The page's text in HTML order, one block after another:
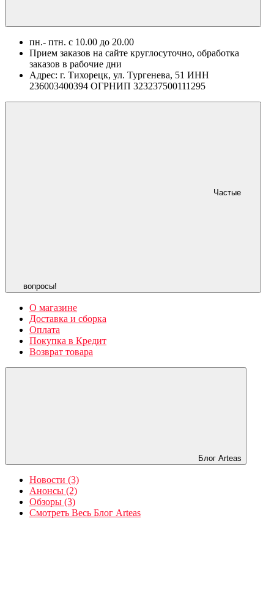
пн.- птн. c 10.00 до 20.00
Прием заказов на сайте круглосуточно, обработка
заказов в рабочие дни
Адрес: г. Тихорецк, ул. Тургенева, 51 ИНН
236003400394 ОГРНИП 323237500111295
Частые
вопросы!
О магазине
Доставка и сборка
Оплата
Покупка в Кредит
Возврат товара
Блог Arteas
Новости (3)
Анонсы (2)
Обзоры (3)
Смотреть Весь Блог Arteas